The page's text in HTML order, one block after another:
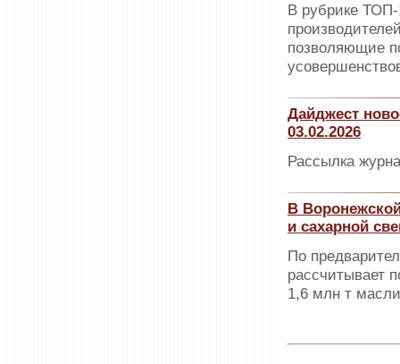
В рубрике
позволяющие
Дайджест
03.02.2026
Рассылка
В
и сахарной
По
рассчитывает
1,6 млн т